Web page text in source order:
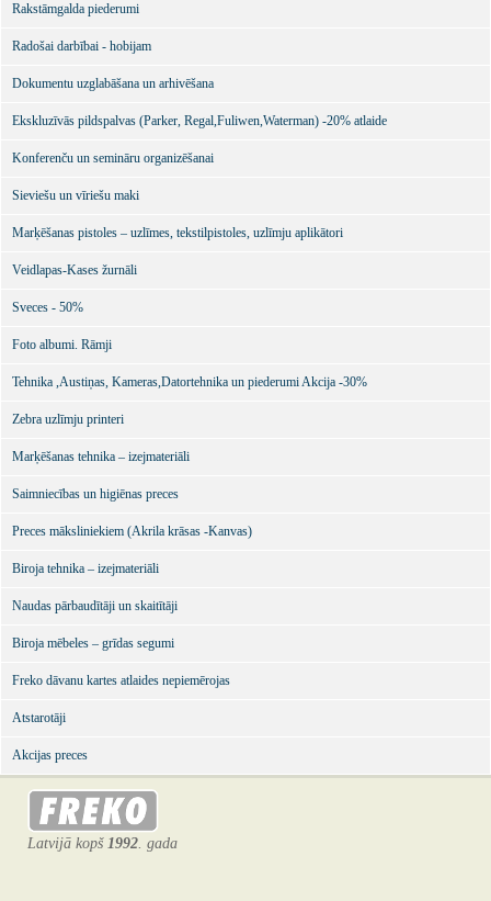
Rakstāmgalda piederumi
Radošai darbībai - hobijam
Dokumentu uzglabāšana un arhivēšana
Ekskluzīvās pildspalvas (Parker, Regal,Fuliwen,Waterman) -20% atlaide
Konferenču un semināru organizēšanai
Sieviešu un vīriešu maki
Marķēšanas pistoles – uzlīmes, tekstilpistoles, uzlīmju aplikātori
Veidlapas-Kases žurnāli
Sveces - 50%
Foto albumi. Rāmji
Tehnika ,Austiņas, Kameras,Datortehnika un piederumi Akcija -30%
Zebra uzlīmju printeri
Marķēšanas tehnika – izejmateriāli
Saimniecības un higiēnas preces
Preces māksliniekiem (Akrila krāsas -Kanvas)
Biroja tehnika – izejmateriāli
Naudas pārbaudītāji un skaitītāji
Biroja mēbeles – grīdas segumi
Freko dāvanu kartes atlaides nepiemērojas
Atstarotāji
Akcijas preces
Latvijā kopš 1992 . gada